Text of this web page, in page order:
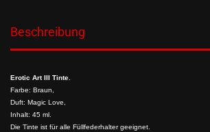
Beschreibung
Erotic Art III Tinte.
Farbe: Braun,
Duft: Magic Love,
Inhalt: 45 ml.
Die Tinte ist für alle Füllfederhalter geeignet.